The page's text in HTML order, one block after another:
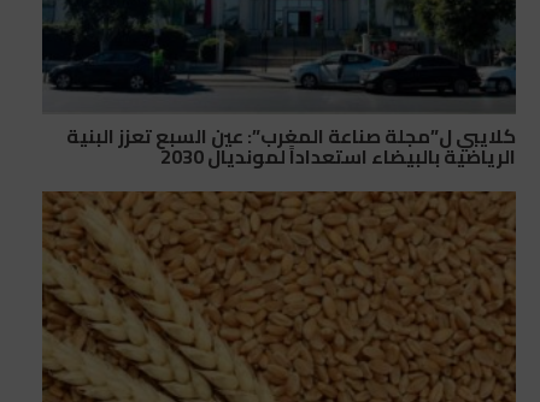
كلايبي ل”مجلة صناعة المغرب”: عين السبع تعزز البنية
الرياضية بالبيضاء استعداداً لمونديال 2030